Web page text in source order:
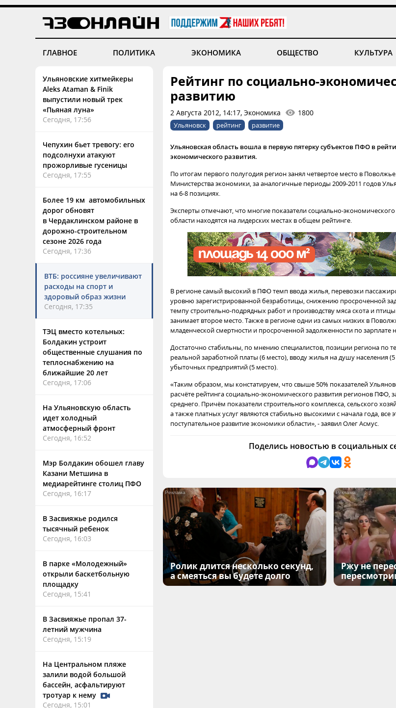
ГЛАВНОЕ ПОЛИТИКА ЭКОНОМИКА ОБЩЕСТВО КУЛЬТУРА
Ульяновские хитмейкеры
Aleks Ataman & Finik
выпустили новый трек
«Пьяная луна»
Сегодня, 17:56
Чепухин бьет тревогу: его
подсолнухи атакуют
прожорливые гусеницы
Сегодня, 17:55
Более 19 км автомобильных
дорог обновят
в Чердаклинском районе в
дорожно-строительном
сезоне 2026 года
Сегодня, 17:36
ВТБ: россияне увеличивают
расходы на спорт и
здоровый образ жизни
Сегодня, 17:35
ТЭЦ вместо котельных:
Болдакин устроит
общественные слушания по
теплоснабжению на
ближайшие 20 лет
Сегодня, 17:06
На Ульяновскую область
идет холодный
атмосферный фронт
Сегодня, 16:52
Мэр Болдакин обошел главу
Казани Метшина в
медиарейтинге столиц ПФО
Сегодня, 16:17
В Засвияжье родился
тысячный ребенок
Сегодня, 16:03
В парке «Молодежный»
открыли баскетбольную
площадку
Сегодня, 15:41
В Засвияжье пропал 37-
летний мужчина
Сегодня, 15:19
На Центральном пляже
залили водой большой
бассейн, асфальтируют
тротуар к нему
Сегодня, 15:01
Рейтинг по социально-
развитию
2 Августа 2012, 14:17, Экономика 1800
Ульяновск рейтинг развитие
Ульяновская область вошла в первую пятерку субъектов ПФО в
экономического развития.
По итогам первого полугодия регион занял четвертое место в
Министерства экономики, за аналогичные периоды 2009-2011 годов
на 6-8 позициях.
Эксперты отмечают, что многие показатели социально-
области находятся на лидерских местах в общем рейтинге.
В регионе самый высокий в ПФО темп ввода жилья, перевозки
уровню зарегистрированной безработицы, снижению просроченной
темпу строительно-подрядных работ и производству мяса скота и
занимает второе место. Также в регионе одни из самых низких в
младенческой смертности и просроченной задолженности по зарплате
Достаточно стабильны, по мнению специалистов, позиции региона по
реальной заработной платы (6 место), вводу жилья на душу населения
убыточных предприятий (5 место).
«Таким образом, мы констатируем, что свыше 50% показателей
расчёте рейтинга социально-экономического развития регионов
среднего. Причём показатели строительного комплекса, сельского
а также платных услуг являются стабильно высокими с начала года, все
поступательное развитие экономики области», - заявил Олег Асмус.
Поделись новостью в социальных
i
Ролик длится несколько секунд,
а смеяться вы будете долго
Ржу не